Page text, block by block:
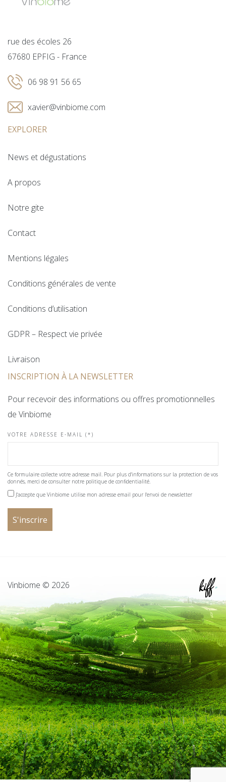
rue des écoles 26
67680 EPFIG - France
06 98 91 56 65
xavier@vinbiome.com
EXPLORER
News et dégustations
A propos
Notre gite
Contact
Mentions légales
Conditions générales de vente
Conditions d’utilisation
GDPR – Respect vie privée
Livraison
INSCRIPTION À LA NEWSLETTER
Pour recevoir des informations ou offres promotionnelles
de Vinbiome
VOTRE ADRESSE E-MAIL (*)
Ce formulaire collecte votre adresse mail. Pour plus d'informations sur la protection de vos
donnés, merci de consulter notre politique de confidentialité.
J'accepte que Vinbiome utilise mon adresse email pour l'envoi de newsletter
Vinbiome © 2026